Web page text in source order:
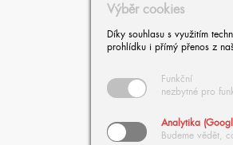
Výběr cookies
Díky souhlasu s využitím
prohlídku i přímý přenos z
Funkční
nezbytné pro
Analytika
Budeme vědět,